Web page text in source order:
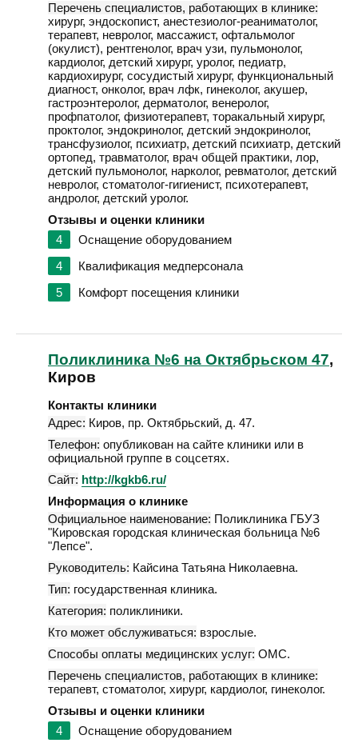
Перечень специалистов, работающих в клинике:
хирург, эндоскопист, анестезиолог-реаниматолог,
терапевт, невролог, массажист, офтальмолог
(окулист), рентгенолог, врач узи, пульмонолог,
кардиолог, детский хирург, уролог, педиатр,
кардиохирург, сосудистый хирург, функциональный
диагност, онколог, врач лфк, гинеколог, акушер,
гастроэнтеролог, дерматолог, венеролог,
профпатолог, физиотерапевт, торакальный хирург,
проктолог, эндокринолог, детский эндокринолог,
трансфузиолог, психиатр, детский психиатр, детский
ортопед, травматолог, врач общей практики, лор,
детский пульмонолог, нарколог, ревматолог, детский
невролог, стоматолог-гигиенист, психотерапевт,
андролог, детский уролог.
Отзывы и оценки клиники
4
Оснащение оборудованием
4
Квалификация медперсонала
5
Комфорт посещения клиники
Поликлиника №6 на Октябрьском 47,
Киров
Контакты клиники
Адрес: Киров, пр. Октябрьский, д. 47.
Телефон: опубликован на сайте клиники или в
официальной группе в соцсетях.
Сайт: http://kgkb6.ru/
Информация о клинике
Официальное наименование: Поликлиника ГБУЗ
"Кировская городская клиническая больница №6
"Лепсе".
Руководитель: Кайсина Татьяна Николаевна.
Тип: государственная клиника.
Категория: поликлиники.
Кто может обслуживаться: взрослые.
Способы оплаты медицинских услуг: ОМС.
Перечень специалистов, работающих в клинике:
терапевт, стоматолог, хирург, кардиолог, гинеколог.
Отзывы и оценки клиники
4
Оснащение оборудованием